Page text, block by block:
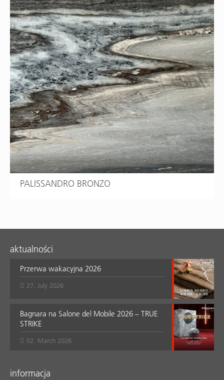
PALISSANDRO BRONZO
aktualności
Przerwa wakacyjna 2026
27. July 2026
Bagnara na Salone del Mobile 2026 – TRUE
STRIKE
02. March 2026
informacja